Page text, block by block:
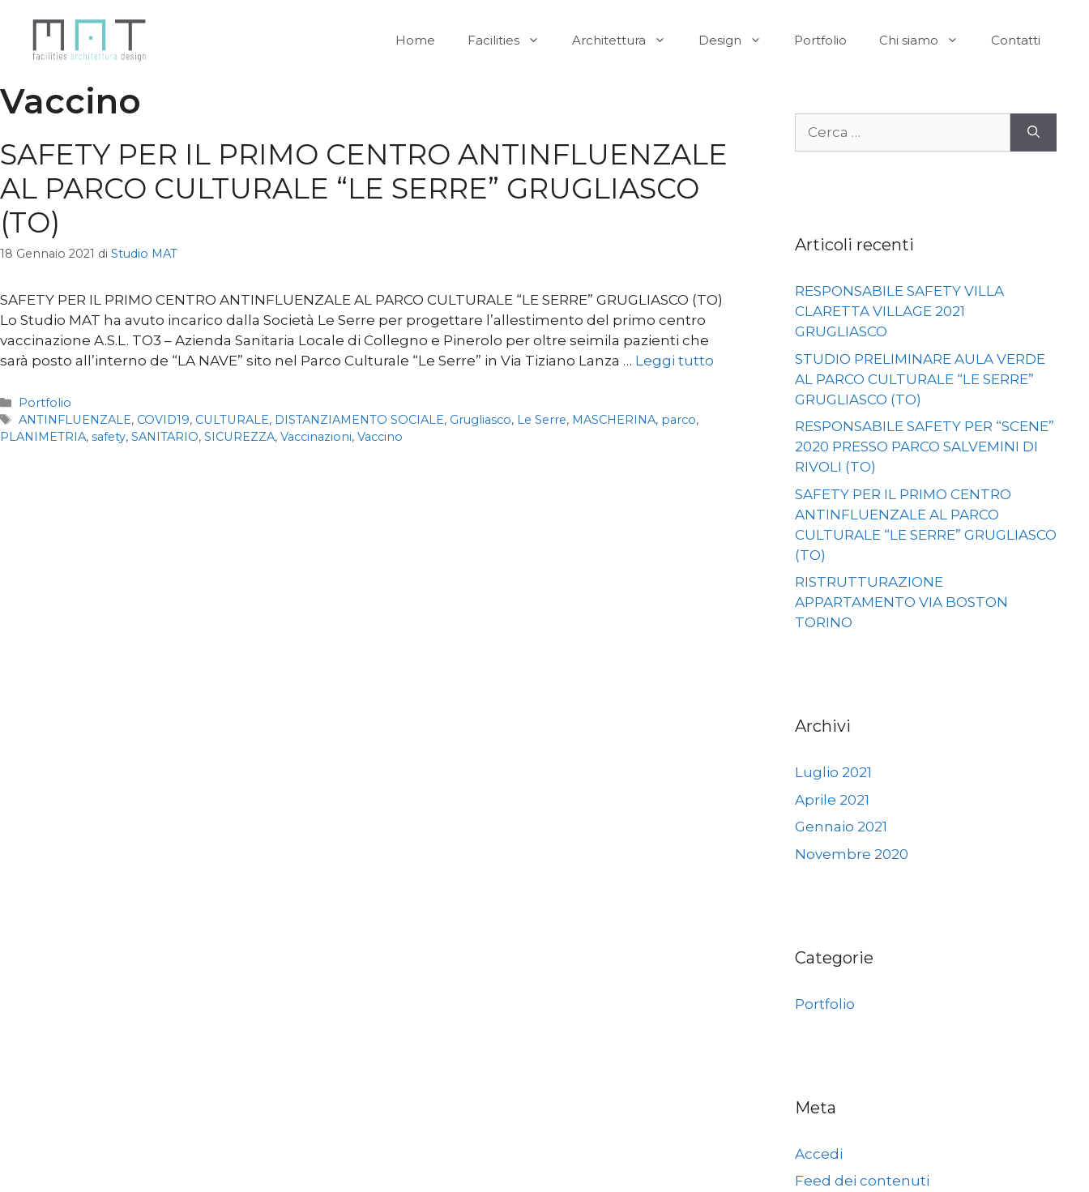
contenuto
Home Facilities Architettura Design Portfolio Chi siamo Contatti
Vaccino
SAFETY PER IL PRIMO CENTRO ANTINFLUENZALE
AL PARCO CULTURALE “LE SERRE” GRUGLIASCO
(TO)
18 Gennaio 2021 di Studio MAT
SAFETY PER IL PRIMO CENTRO ANTINFLUENZALE AL PARCO CULTURALE “LE SERRE” GRUGLIASCO (TO)
Lo Studio MAT ha avuto incarico dalla Società Le Serre per progettare l’allestimento del primo centro
vaccinazione A.S.L. TO3 – Azienda Sanitaria Locale di Collegno e Pinerolo per oltre seimila pazienti che
sarà posto all’interno de “LA NAVE” sito nel Parco Culturale “Le Serre” in Via Tiziano Lanza … Leggi tutto
Categorie
Portfolio
Tag
ANTINFLUENZALE, COVID19, CULTURALE, DISTANZIAMENTO SOCIALE, Grugliasco, Le Serre, MASCHERINA, parco,
PLANIMETRIA, safety, SANITARIO, SICUREZZA, Vaccinazioni, Vaccino
Articoli recenti
RESPONSABILE SAFETY VILLA
CLARETTA VILLAGE 2021
GRUGLIASCO
STUDIO PRELIMINARE AULA VERDE
AL PARCO CULTURALE “LE SERRE”
GRUGLIASCO (TO)
RESPONSABILE SAFETY PER “SCENE”
2020 PRESSO PARCO SALVEMINI DI
RIVOLI (TO)
SAFETY PER IL PRIMO CENTRO
ANTINFLUENZALE AL PARCO
CULTURALE “LE SERRE” GRUGLIASCO
(TO)
RISTRUTTURAZIONE
APPARTAMENTO VIA BOSTON
TORINO
Archivi
Luglio 2021
Aprile 2021
Gennaio 2021
Novembre 2020
Categorie
Portfolio
Meta
Accedi
Feed dei contenuti